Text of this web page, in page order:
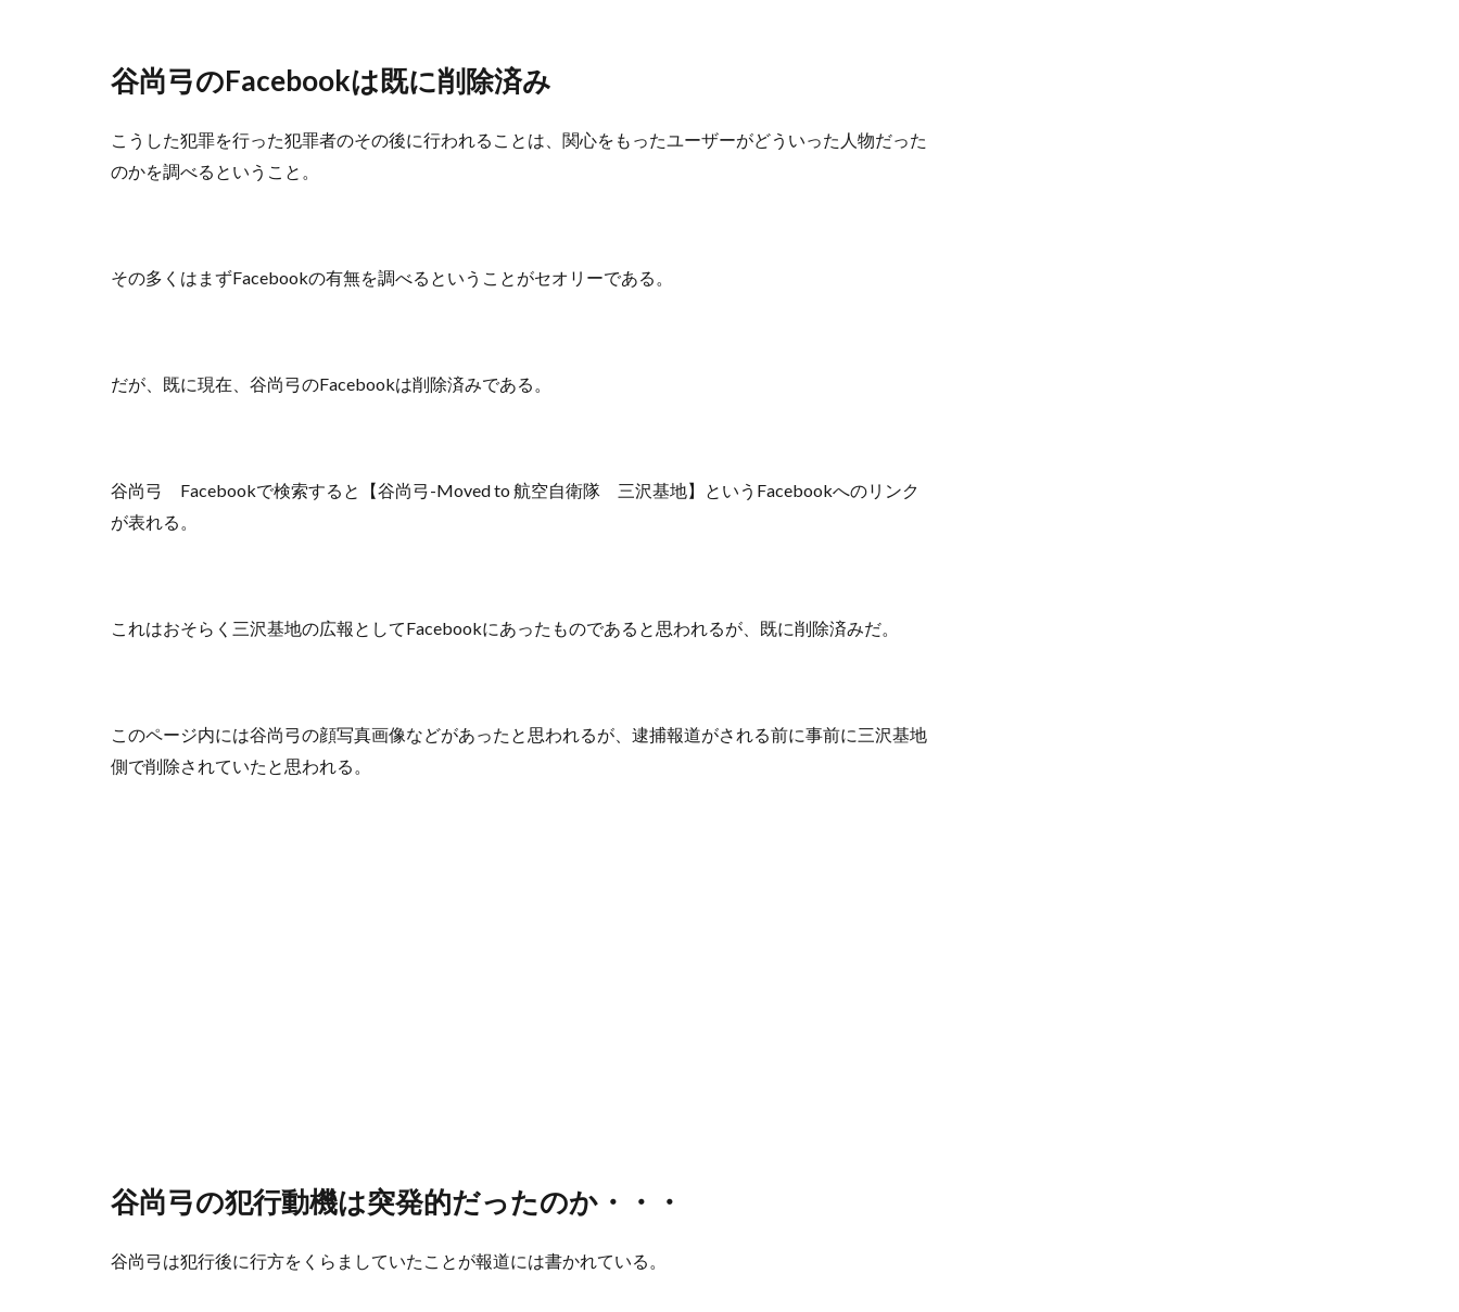
谷尚弓のFacebookは既に削除済み
こうした犯罪を行った犯罪者のその後に行われることは、関心をもったユーザーがどういった人物だった
のかを調べるということ。
その多くはまずFacebookの有無を調べるということがセオリーである。
だが、既に現在、谷尚弓のFacebookは削除済みである。
谷尚弓 Facebookで検索すると【谷尚弓-Moved to 航空自衛隊 三沢基地】というFacebookへのリンク
が表れる。
これはおそらく三沢基地の広報としてFacebookにあったものであると思われるが、既に削除済みだ。
このページ内には谷尚弓の顔写真画像などがあったと思われるが、逮捕報道がされる前に事前に三沢基地
側で削除されていたと思われる。
谷尚弓の犯行動機は突発的だったのか・・・
谷尚弓は犯行後に行方をくらましていたことが報道には書かれている。